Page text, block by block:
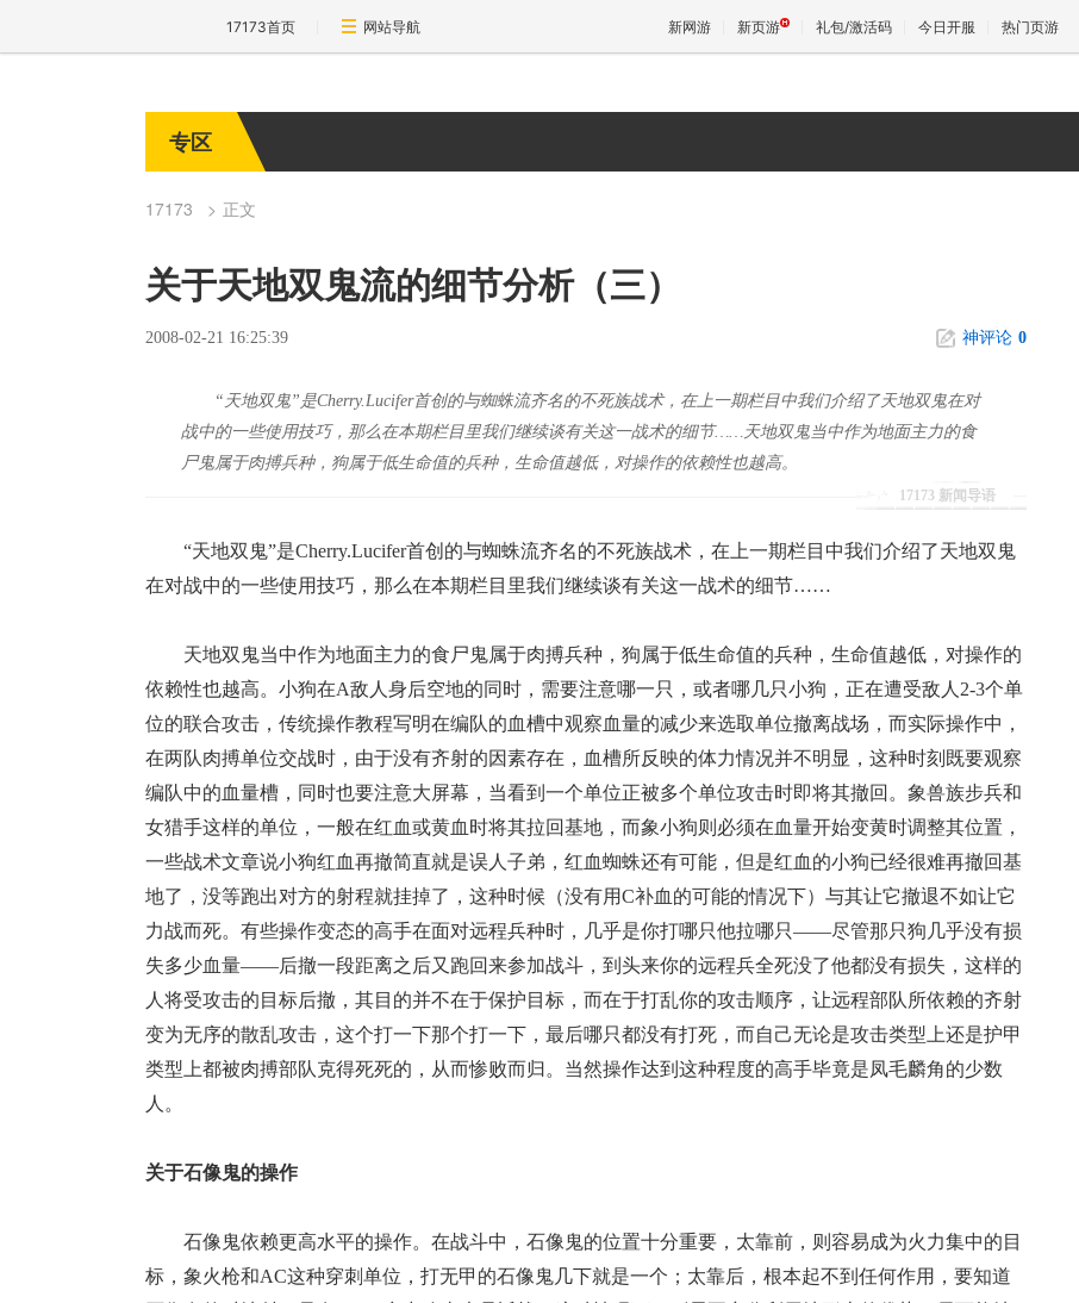
17173首页 网站导航 新网游 新页游 礼包/激活码 今日开服 热门页游
专区
17173 正文
关于天地双鬼流的细节分析（三）
2008-02-21 16:25:39 神评论 0
17173 新闻导语
“天地双鬼”是Cherry.Lucifer首创的与蜘蛛流齐名的不死族战术，在上一期栏目中我们介绍了天地双鬼在对
战中的一些使用技巧，那么在本期栏目里我们继续谈有关这一战术的细节……天地双鬼当中作为地面主力的食
尸鬼属于肉搏兵种，狗属于低生命值的兵种，生命值越低，对操作的依赖性也越高。
“天地双鬼”是Cherry.Lucifer首创的与蜘蛛流齐名的不死族战术，在上一期栏目中我们介绍了天地双鬼
在对战中的一些使用技巧，那么在本期栏目里我们继续谈有关这一战术的细节……
天地双鬼当中作为地面主力的食尸鬼属于肉搏兵种，狗属于低生命值的兵种，生命值越低，对操作的
依赖性也越高。小狗在A敌人身后空地的同时，需要注意哪一只，或者哪几只小狗，正在遭受敌人2-3个单
位的联合攻击，传统操作教程写明在编队的血槽中观察血量的减少来选取单位撤离战场，而实际操作中，
在两队肉搏单位交战时，由于没有齐射的因素存在，血槽所反映的体力情况并不明显，这种时刻既要观察
编队中的血量槽，同时也要注意大屏幕，当看到一个单位正被多个单位攻击时即将其撤回。象兽族步兵和
女猎手这样的单位，一般在红血或黄血时将其拉回基地，而象小狗则必须在血量开始变黄时调整其位置，
一些战术文章说小狗红血再撤简直就是误人子弟，红血蜘蛛还有可能，但是红血的小狗已经很难再撤回基
地了，没等跑出对方的射程就挂掉了，这种时候（没有用C补血的可能的情况下）与其让它撤退不如让它
力战而死。有些操作变态的高手在面对远程兵种时，几乎是你打哪只他拉哪只——尽管那只狗几乎没有损
失多少血量——后撤一段距离之后又跑回来参加战斗，到头来你的远程兵全死没了他都没有损失，这样的
人将受攻击的目标后撤，其目的并不在于保护目标，而在于打乱你的攻击顺序，让远程部队所依赖的齐射
变为无序的散乱攻击，这个打一下那个打一下，最后哪只都没有打死，而自己无论是攻击类型上还是护甲
类型上都被肉搏部队克得死死的，从而惨败而归。当然操作达到这种程度的高手毕竟是凤毛麟角的少数
人。
关于石像鬼的操作
石像鬼依赖更高水平的操作。在战斗中，石像鬼的位置十分重要，太靠前，则容易成为火力集中的目
标，象火枪和AC这种穿刺单位，打无甲的石像鬼几下就是一个；太靠后，根本起不到任何作用，要知道
17周年庆典 争霸赛大区火
爆开启